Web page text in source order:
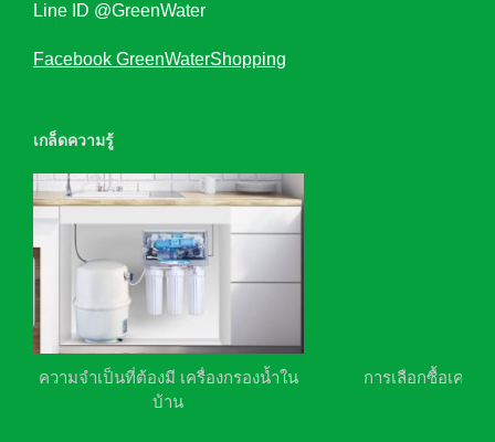
Line ID @GreenWater
Facebook GreenWaterShopping
เกล็ดความรู้
ความจำเป็นที่ต้องมี เครื่องกรองน้ำใน
บ้าน
การเลือกซื้อเครื่อ